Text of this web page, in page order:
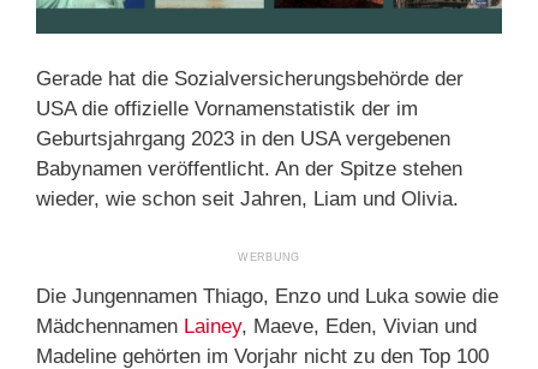
Gerade hat die Sozialversicherungsbehörde der
USA die offizielle Vornamenstatistik der im
Geburtsjahrgang 2023 in den USA vergebenen
Babynamen veröffentlicht. An der Spitze stehen
wieder, wie schon seit Jahren, Liam und Olivia.
Die Jungennamen Thiago, Enzo und Luka sowie die
Mädchennamen Lainey, Maeve, Eden, Vivian und
Madeline gehörten im Vorjahr nicht zu den Top 100